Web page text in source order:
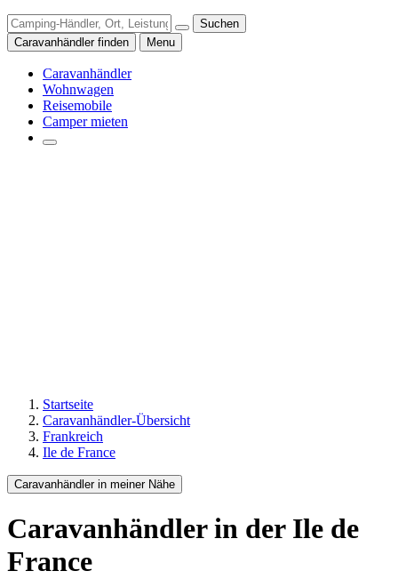
Suchen
Caravanhändler finden
Menu
Caravanhändler
Wohnwagen
Reisemobile
Camper mieten
Startseite
Caravanhändler-Übersicht
Frankreich
Ile de France
Caravanhändler in meiner Nähe
Caravanhändler in der Ile de
France